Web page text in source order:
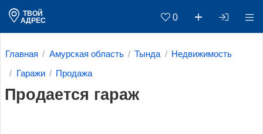
ТВОЙ
АДРЕС
0
Главная Амурская область Тында Недвижимость
Гаражи Продажа
Продается гараж